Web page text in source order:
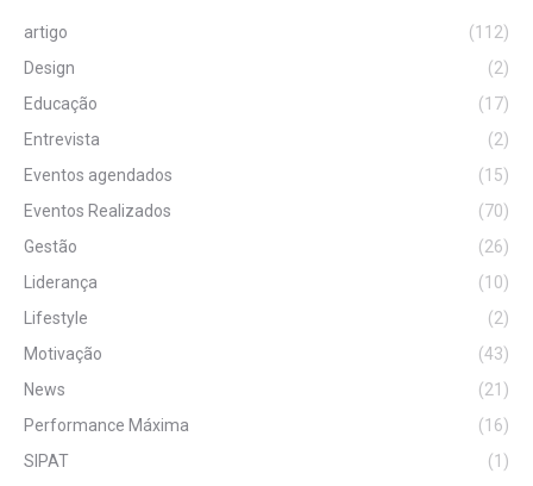
artigo
(112)
Design
(2)
Educação
(17)
Entrevista
(2)
Eventos agendados
(15)
Eventos Realizados
(70)
Gestão
(26)
Liderança
(10)
Lifestyle
(2)
Motivação
(43)
News
(21)
Performance Máxima
(16)
SIPAT
(1)